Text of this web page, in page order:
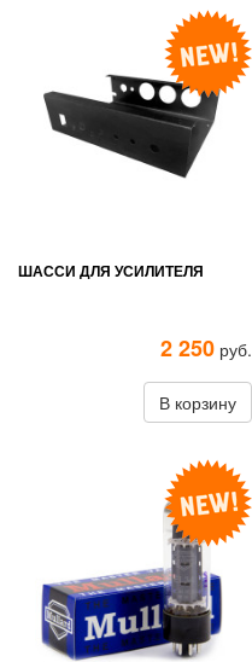
ШАССИ ДЛЯ УСИЛИТЕЛЯ
2 250 руб.
В корзину